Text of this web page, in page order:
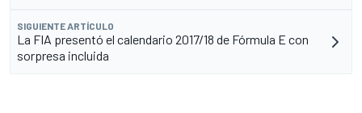
SIGUIENTE ARTÍCULO
La FIA presentó el calendario 2017/18 de Fórmula E con
sorpresa incluida